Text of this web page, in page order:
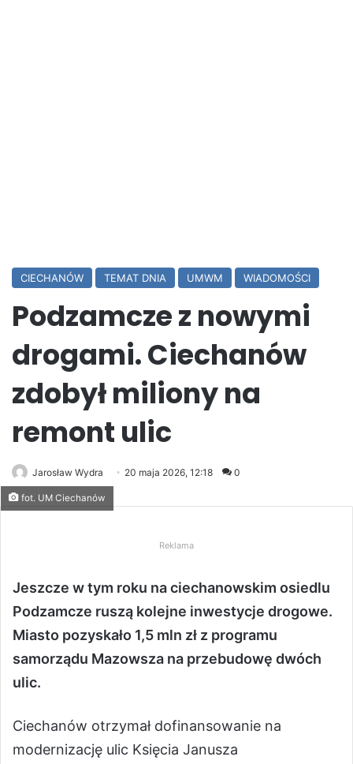
CIECHANÓW TEMAT DNIA UMWM WIADOMOŚCI
Podzamcze z nowymi
drogami. Ciechanów
zdobył miliony na
remont ulic
Jarosław Wydra 20 maja 2026, 12:18 0
fot. UM Ciechanów
Reklama
Jeszcze w tym roku na ciechanowskim osiedlu
Podzamcze ruszą kolejne inwestycje drogowe.
Miasto pozyskało 1,5 mln zł z programu
samorządu Mazowsza na przebudowę dwóch
ulic.
Ciechanów otrzymał dofinansowanie na
modernizację ulic Księcia Janusza